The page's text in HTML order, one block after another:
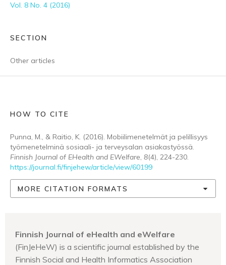
Vol. 8 No. 4 (2016)
SECTION
Other articles
HOW TO CITE
Punna, M., & Raitio, K. (2016). Mobiilimenetelmät ja pelillisyys
työmenetelminä sosiaali- ja terveysalan asiakastyössä.
Finnish Journal of EHealth and EWelfare, 8(4), 224-230.
https://journal.fi/finjehew/article/view/60199
MORE CITATION FORMATS
Finnish Journal of eHealth and eWelfare
(FinJeHeW) is a scientific journal established by the
Finnish Social and Health Informatics Association